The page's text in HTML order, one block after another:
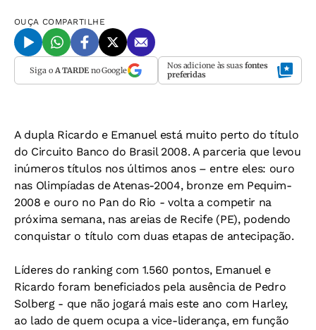
OUÇA COMPARTILHE
Siga o A TARDEno Google Nos adicione às suas fontes
preferidas
A dupla Ricardo e Emanuel está muito perto do título
do Circuito Banco do Brasil 2008. A parceria que levou
inúmeros títulos nos últimos anos – entre eles: ouro
nas Olimpíadas de Atenas-2004, bronze em Pequim-
2008 e ouro no Pan do Rio - volta a competir na
próxima semana, nas areias de Recife (PE), podendo
conquistar o título com duas etapas de antecipação.
Líderes do ranking com 1.560 pontos, Emanuel e
Ricardo foram beneficiados pela ausência de Pedro
Solberg - que não jogará mais este ano com Harley,
ao lado de quem ocupa a vice-liderança, em função